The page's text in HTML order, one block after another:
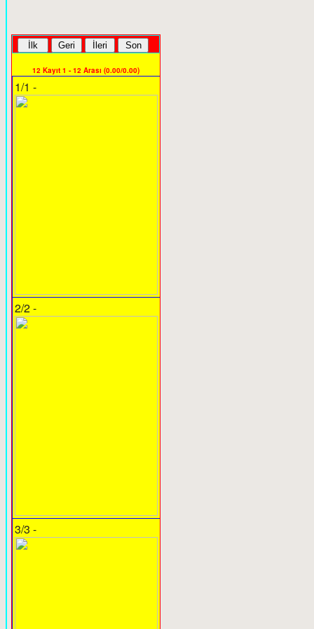
12 Kayıt 1 - 12 Arası (0.00/0.00)
1/1 -
2/2 -
3/3 -